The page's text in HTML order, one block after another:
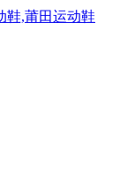
鞋,莆田运动鞋